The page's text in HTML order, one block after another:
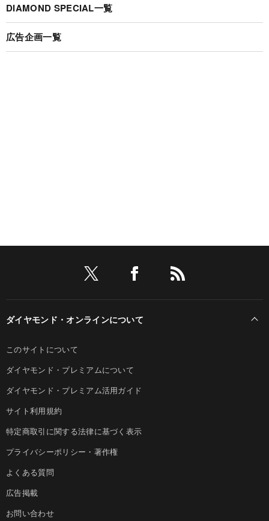
DIAMOND SPECIAL一覧
広告企画一覧
ダイヤモンド・オンラインについて
このサイトについて
ダイヤモンド・プレミアムについて
ダイヤモンド・プレミアム活用ガイド
サイト利用規約
特定商取引に関する法律に基づく表示
プライバシーポリシー・著作権
よくある質問
広告掲載
お問い合わせ